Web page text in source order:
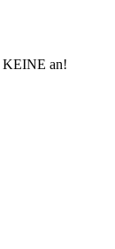
KEINE an!